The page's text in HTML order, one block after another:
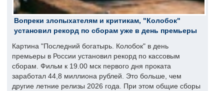
Вопреки злопыхателям и критикам, "Колобок"
установил рекорд по сборам уже в день премьеры
Картина "Последний богатырь. Колобок" в день
премьеры в России установил рекорд по кассовым
сборам. Фильм к 19.00 мск первого дня проката
заработал 44,8 миллиона рублей. Это больше, чем
другие летние релизы 2026 года. При этом общие сборы